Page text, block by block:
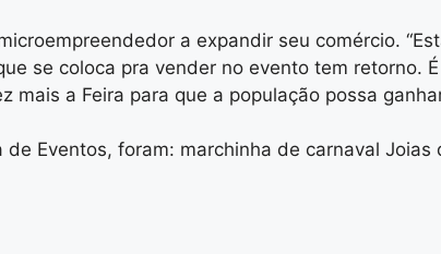
a expandir seu comércio.
se coloca pra vender no evento tem retorno.
mais a Feira para que a população possa
Eventos, foram: marchinha de carnaval Joias